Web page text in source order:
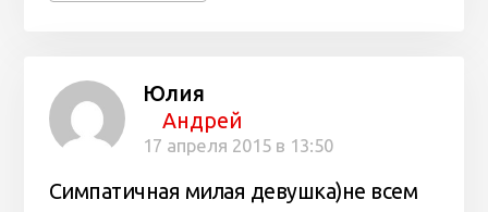
Юлия
Андрей
17 апреля 2015 в 13:50
Симпатичная милая девушка)не всем